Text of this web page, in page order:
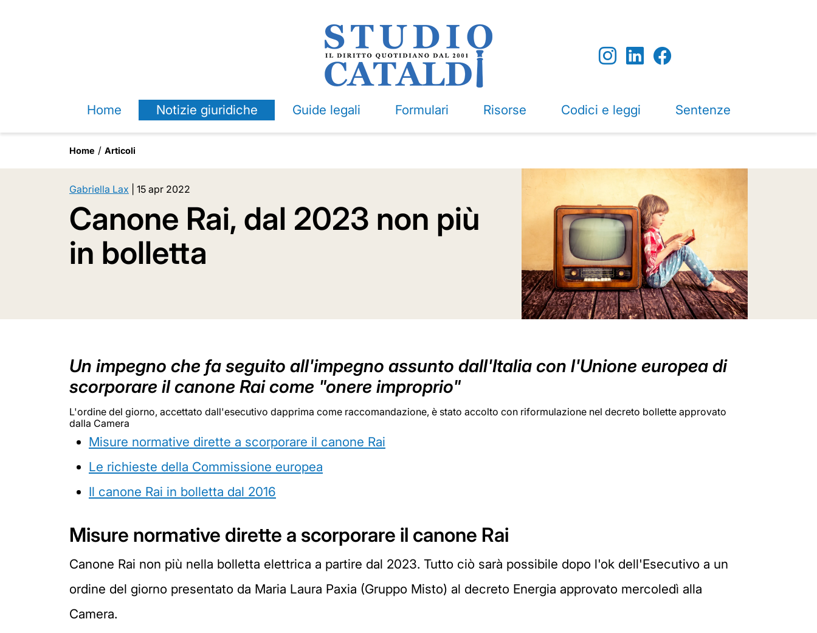
Home Notizie giuridiche Guide legali Formulari Risorse Codici e leggi Sentenze
Home Articoli
Gabriella Lax 15 apr 2022
Canone Rai, dal 2023 non più
in bolletta
Un impegno che fa seguito all'impegno assunto dall'Italia con l'Unione europea di
scorporare il canone Rai come "onere improprio"
L'ordine del giorno, accettato dall'esecutivo dapprima come raccomandazione, è stato accolto con riformulazione nel decreto bollette approvato
dalla Camera
Misure normative dirette a scorporare il canone Rai
Le richieste della Commissione europea
Il canone Rai in bolletta dal 2016
Misure normative dirette a scorporare il canone Rai
Canone Rai non più nella bolletta elettrica a partire dal 2023. Tutto ciò sarà possibile dopo l'ok dell'Esecutivo a un
ordine del giorno presentato da Maria Laura Paxia (Gruppo Misto) al decreto Energia approvato mercoledì alla
Camera.